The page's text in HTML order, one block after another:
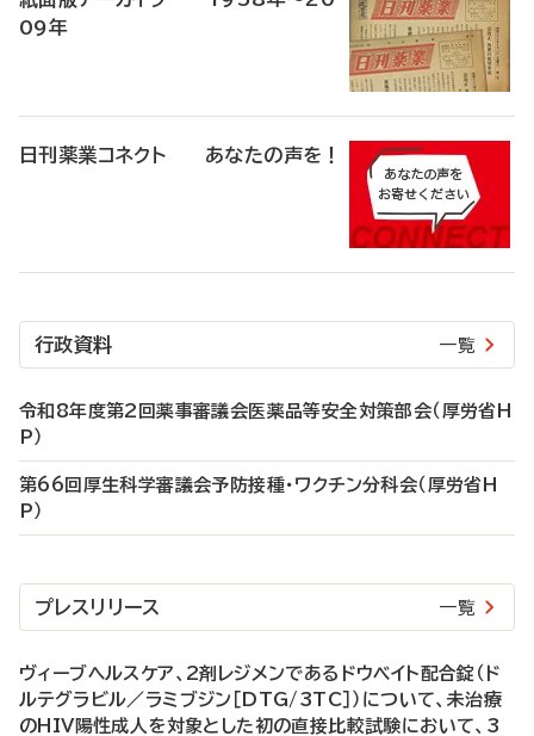
09年
日刊薬業コネクト あなたの声を！
行政資料 一覧
令和8年度第2回薬事審議会医薬品等安全対策部会（厚労省H
P）
第66回厚生科学審議会予防接種・ワクチン分科会（厚労省H
P）
プレスリリース 一覧
ヴィーブヘルスケア、2剤レジメンであるドウベイト配合錠（ド
ルテグラビル／ラミブジン［DTG/3TC］）について、未治療
のHIV陽性成人を対象とした初の直接比較試験において、3